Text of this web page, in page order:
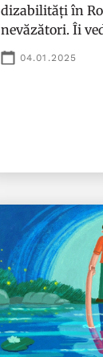
dizabilități în
nevăzători. Îi
04.01.2025